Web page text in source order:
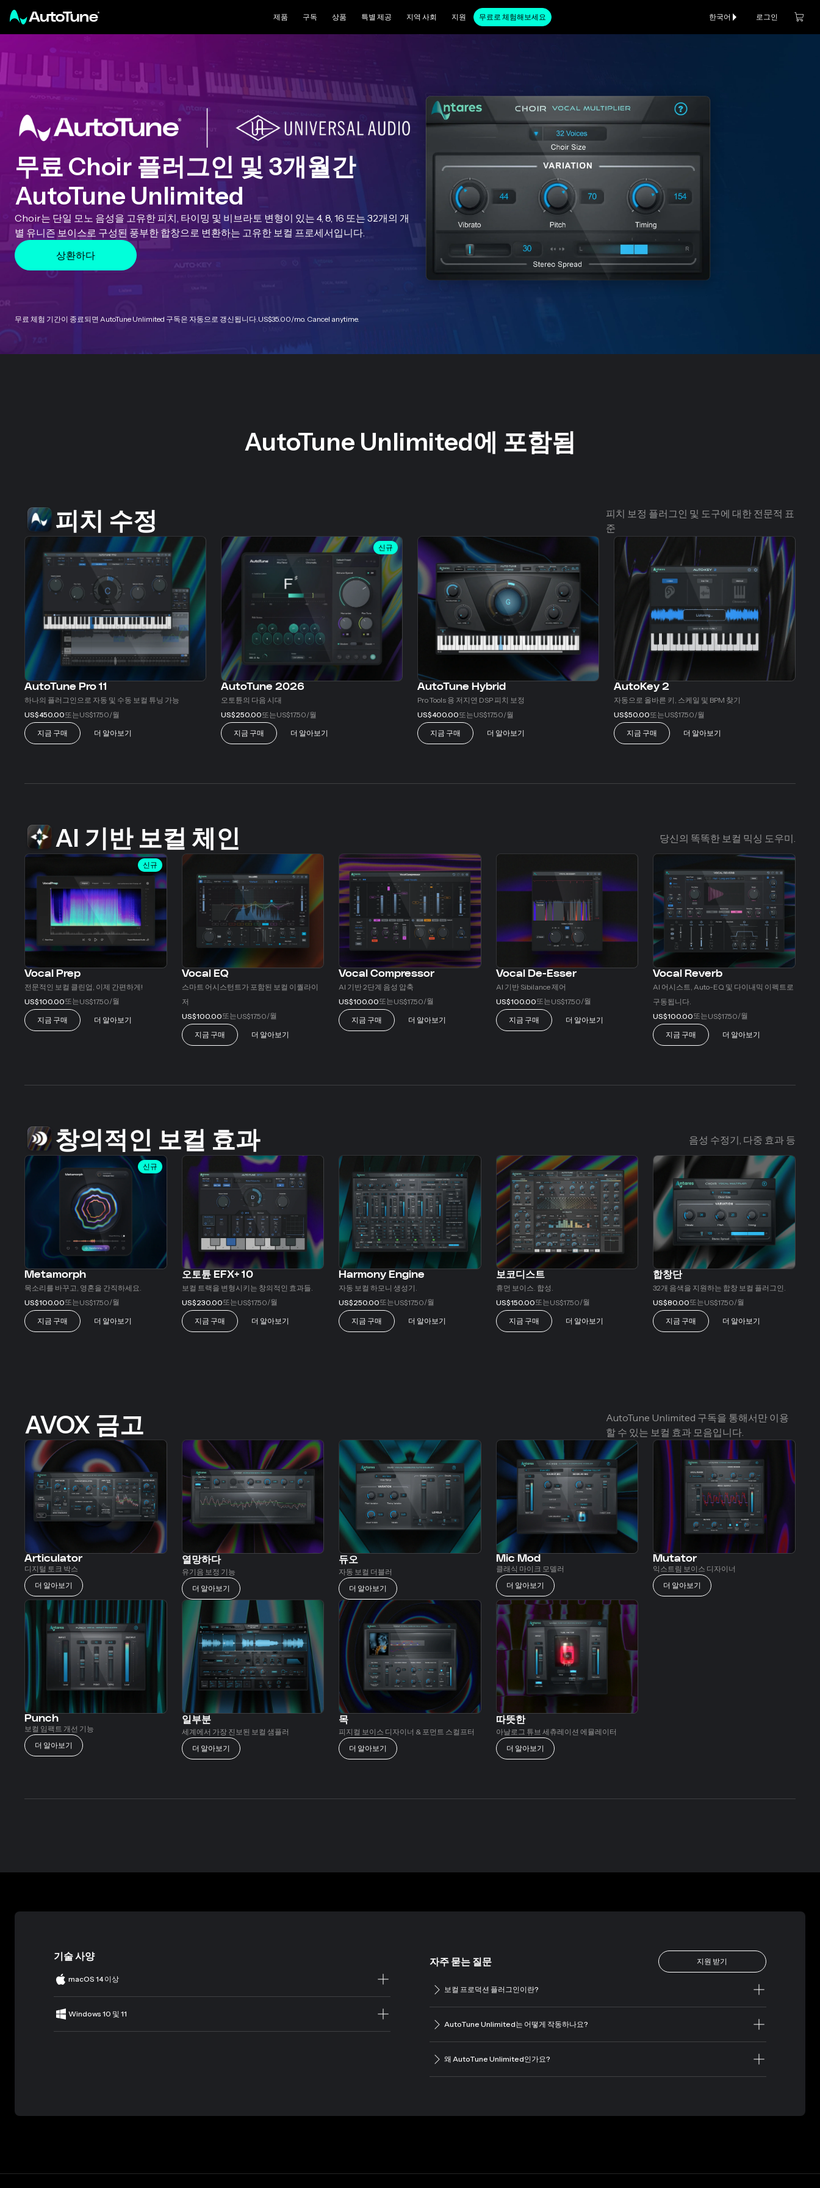
제품 구독 상품 특별 제공 지역 사회 지원 무료로 체험해보세요 한국어 로그인
무료 Choir 플러그인 및 3개월간
AutoTune Unlimited
Choir는 단일 모노 음성을 고유한 피치, 타이밍 및 비브라토 변형이 있는 4, 8, 16 또는 32개의 개
별 유니즌 보이스로 구성된 풍부한 합창으로 변환하는 고유한 보컬 프로세서입니다.
상환하다
무료 체험 기간이 종료되면 AutoTune Unlimited 구독은 자동으로 갱신됩니다. US$35.00/mo. Cancel anytime.
AutoTune Unlimited에 포함됨
피치 수정
피치 보정 플러그인 및 도구에 대한 전문적 표
준
AutoTune Pro 11
하나의 플러그인으로 자동 및 수동 보컬 튜닝 가능
US$450.00또는US$17.50/월
지금 구매 더 알아보기
신규
AutoTune 2026
오토튠의 다음 시대
US$250.00또는US$17.50/월
지금 구매 더 알아보기
AutoTune Hybrid
Pro Tools 용 저지연 DSP 피치 보정
US$400.00또는US$17.50/월
지금 구매 더 알아보기
AutoKey 2
자동으로 올바른 키, 스케일 및 BPM 찾기
US$50.00또는US$17.50/월
지금 구매 더 알아보기
AI 기반 보컬 체인 당신의 똑똑한 보컬 믹싱 도우미.
신규
Vocal Prep
전문적인 보컬 클린업, 이제 간편하게!
US$100.00또는US$17.50/월
지금 구매 더 알아보기
Vocal EQ
스마트 어시스턴트가 포함된 보컬 이퀄라이
저
US$100.00또는US$17.50/월
지금 구매 더 알아보기
Vocal Compressor
AI 기반 2단계 음성 압축
US$100.00또는US$17.50/월
지금 구매 더 알아보기
Vocal De-Esser
AI 기반 Sibilance 제어
US$100.00또는US$17.50/월
지금 구매 더 알아보기
Vocal Reverb
AI 어시스트, Auto-EQ 및 다이내믹 이펙트로
구동됩니다.
US$100.00또는US$17.50/월
지금 구매 더 알아보기
창의적인 보컬 효과 음성 수정기, 다중 효과 등
신규
Metamorph
목소리를 바꾸고, 영혼을 간직하세요.
US$100.00또는US$17.50/월
지금 구매 더 알아보기
오토튠 EFX+ 10
보컬 트랙을 변형시키는 창의적인 효과들.
US$230.00또는US$17.50/월
지금 구매 더 알아보기
Harmony Engine
자동 보컬 하모니 생성기.
US$250.00또는US$17.50/월
지금 구매 더 알아보기
보코디스트
휴먼 보이스. 합성.
US$150.00또는US$17.50/월
지금 구매 더 알아보기
합창단
32개 음색을 지원하는 합창 보컬 플러그인.
US$80.00또는US$17.50/월
지금 구매 더 알아보기
AVOX 금고
AutoTune Unlimited 구독을 통해서만 이용
할 수 있는 보컬 효과 모음입니다.
Articulator
디지털 토크 박스
더 알아보기
열망하다
유기음 보정 기능
더 알아보기
듀오
자동 보컬 더블러
더 알아보기
Mic Mod
클래식 마이크 모델러
더 알아보기
Mutator
익스트림 보이스 디자이너
더 알아보기
Punch
보컬 임팩트 개선 기능
더 알아보기
일부분
세계에서 가장 진보된 보컬 샘플러
더 알아보기
목
피지컬 보이스 디자이너 & 포먼트 스컬프터
더 알아보기
따뜻한
아날로그 튜브 세츄레이션 에뮬레이터
더 알아보기
기술 사양
macOS 14 이상
Windows 10 및 11
자주 묻는 질문 지원 받기
보컬 프로덕션 플러그인이란?
AutoTune Unlimited는 어떻게 작동하나요?
왜 AutoTune Unlimited인가요?